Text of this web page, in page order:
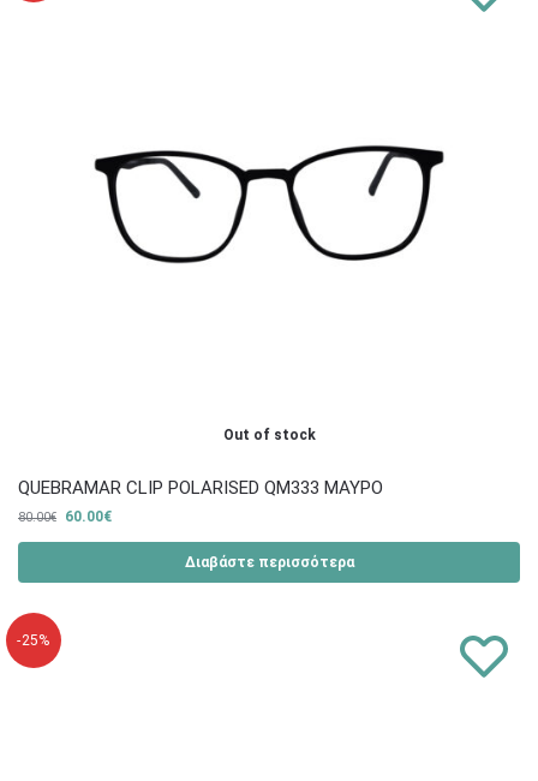
Out of stock
QUEBRAMAR CLIP POLARISED QM333 ΜΑΥΡΟ
80.00€ 60.00€
Διαβάστε περισσότερα
-25%